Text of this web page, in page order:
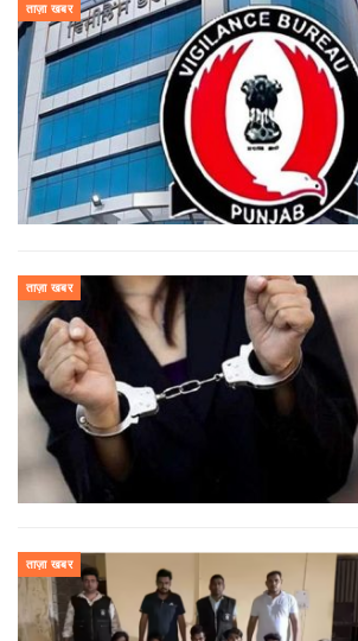
ताज़ा खबर
ताज़ा खबर
ताज़ा खबर